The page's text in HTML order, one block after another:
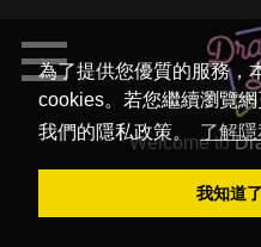
為了提供您優質的服務，
cookies。若您繼續瀏覽
我們的隱私政策。
了解
我知道了
Welcome to